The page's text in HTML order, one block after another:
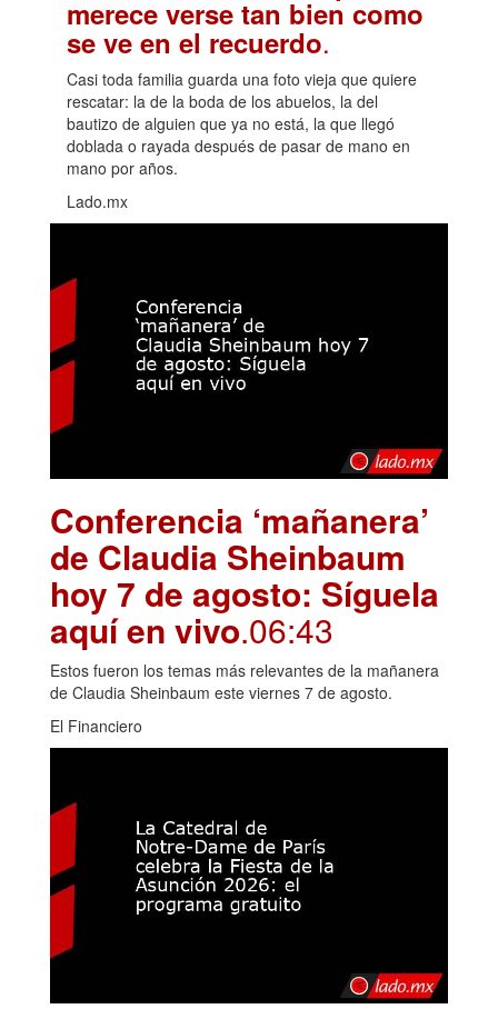
merece verse tan bien como
se ve en el recuerdo.
Casi toda familia guarda una foto vieja que quiere
rescatar: la de la boda de los abuelos, la del
bautizo de alguien que ya no está, la que llegó
doblada o rayada después de pasar de mano en
mano por años.
Lado.mx
Conferencia ‘mañanera’
de Claudia Sheinbaum
hoy 7 de agosto: Síguela
aquí en vivo.06:43
Estos fueron los temas más relevantes de la mañanera
de Claudia Sheinbaum este viernes 7 de agosto.
El Financiero